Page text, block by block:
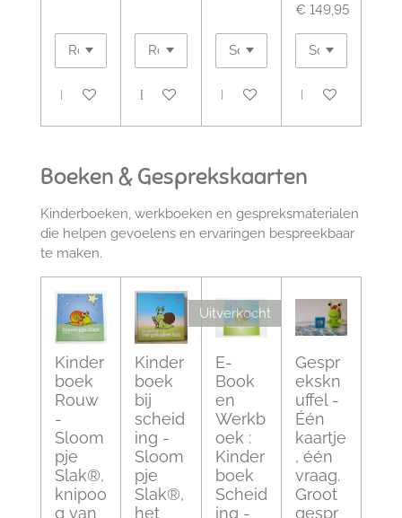
Bekijk details Bekijk details Bekijk details
€ 149,95
Bekijk details
Boeken & Gesprekskaarten
Kinderboeken, werkboeken en gespreksmaterialen
die helpen gevoelens en ervaringen bespreekbaar
te maken.
Kinder
boek
Rouw
-
Sloom
pje
Slak®,
knipoo
g van
Kinder
boek
bij
scheid
ing -
Sloom
pje
Slak®,
het
Uitverkocht
E-
Book
en
Werkb
oek :
Kinder
boek
Scheid
ing -
Gespr
ekskn
uffel -
Één
kaartje
, één
vraag.
Groot
gespr